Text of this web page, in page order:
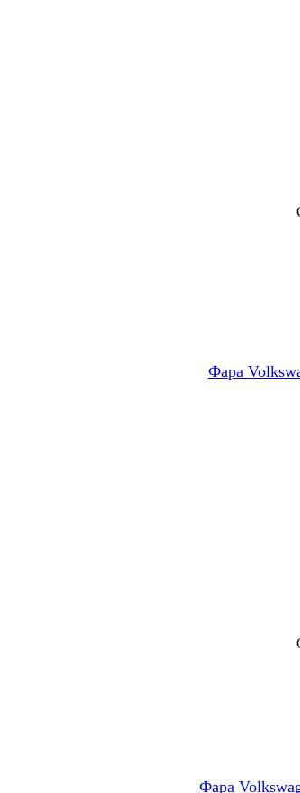
Фара
Фара